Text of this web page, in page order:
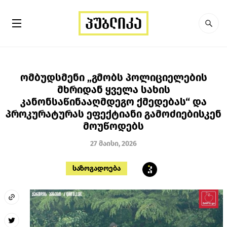
ომბუდსმენი „გმობს პოლიციელების
მხრიდან ყველა სახის
კანონსაწინააღმდეგო ქმედებას“ და
პროკურატურას ეფექტიანი გამოძიებისკენ
მოუწოდებს
27 მაისი, 2026
საზოგადოება